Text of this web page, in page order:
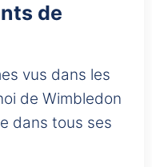
de
vus dans les
de Wimbledon
dans tous ses